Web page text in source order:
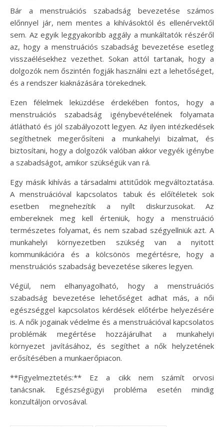
Bár a menstruációs szabadság bevezetése számos
előnnyel jár, nem mentes a kihívásoktól és ellenérvektől
sem. Az egyik leggyakoribb aggály a munkáltatók részéről
az, hogy a menstruációs szabadság bevezetése esetleg
visszaélésekhez vezethet. Sokan attól tartanak, hogy a
dolgozók nem őszintén fogják használni ezt a lehetőséget,
és a rendszer kiaknázására törekednek.
Ezen félelmek leküzdése érdekében fontos, hogy a
menstruációs szabadság igénybevételének folyamata
átlátható és jól szabályozott legyen. Az ilyen intézkedések
segíthetnek megerősíteni a munkahelyi bizalmat, és
biztosítani, hogy a dolgozók valóban akkor vegyék igénybe
a szabadságot, amikor szükségük van rá.
Egy másik kihívás a társadalmi attitűdök megváltoztatása.
A menstruációval kapcsolatos tabuk és előítéletek sok
esetben megnehezítik a nyílt diskurzusokat. Az
embereknek meg kell érteniük, hogy a menstruáció
természetes folyamat, és nem szabad szégyellniük azt. A
munkahelyi környezetben szükség van a nyitott
kommunikációra és a kölcsönös megértésre, hogy a
menstruációs szabadság bevezetése sikeres legyen.
Végül, nem elhanyagolható, hogy a menstruációs
szabadság bevezetése lehetőséget adhat más, a női
egészséggel kapcsolatos kérdések előtérbe helyezésére
is. A nők jogainak védelme és a menstruációval kapcsolatos
problémák megértése hozzájárulhat a munkahelyi
környezet javításához, és segíthet a nők helyzetének
erősítésében a munkaerőpiacon.
**Figyelmeztetés:** Ez a cikk nem számít orvosi
tanácsnak. Egészségügyi probléma esetén mindig
konzultáljon orvosával.